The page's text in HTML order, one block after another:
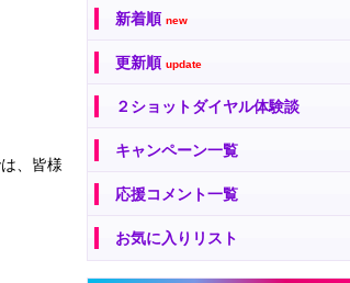
、皆様
新着順 new
更新順 update
２ショットダイヤル体験談
キャンペーン一覧
応援コメント一覧
お気に入りリスト